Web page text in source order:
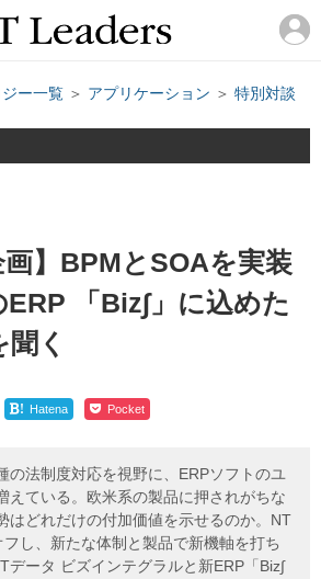
ー一覧 ＞ アプリケーション ＞ 特別対談
画】BPMとSOAを実装
「Biz∫」に込めた
く
! Hatena Pocket
の法制度対応を視野に、ERPソフトのユ
えている。欧米系の製品に押されがちな
はどれだけの付加価値を示せるのか。NT
し、新たな体制と製品で新機軸を打ち
データ ビズインテグラルと新ERP「Biz∫